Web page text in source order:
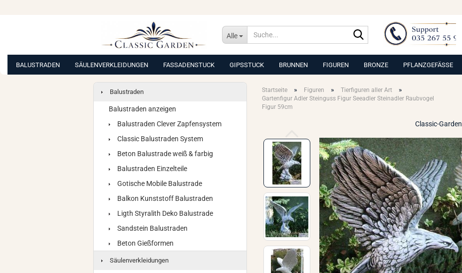
Alle
Suche...
BALUSTRADEN SÄULENVERKLEIDUNGEN FASSADENSTUCK GIPSSTUCK BRUNNEN FIGUREN BRONZE PFLANZGEFÄSSE
Startseite » Figuren » Tierfiguren aller Art »
Gartenfigur Adler Steinguss Figur Seeadler Steinadler Raubvogel
Figur 59cm
Classic-Garden
Balustraden
Balustraden anzeigen
Balustraden Clever Zapfensystem
Classic Balustraden System
Beton Balustrade weiß & farbig
Balustraden Einzelteile
Gotische Mobile Balustrade
Balkon Kunststoff Balustraden
Ligth Styralith Deko Balustrade
Sandstein Balustraden
Beton Gießformen
Säulenverkleidungen